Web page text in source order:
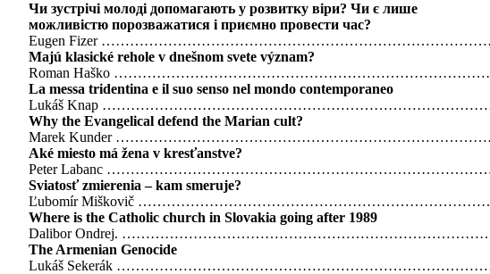
Чи зустрічі молоді допомагають у розвитку віри? Чи є лише
можливістю порозважатися і приємно провести час?
Eugen Fizer
Majú klasické rehole v dnešnom svete význam?
Roman Haško
La messa tridentina e il suo senso nel mondo contemporaneo
Lukáš Knap
Why the Evangelical defend the Marian cult?
Marek Kunder
Aké miesto má žena v kresťanstve?
Peter Labanc
Sviatosť zmierenia – kam smeruje?
Ľubomír Miškovič
Where is the Catholic church in Slovakia going after 1989
Dalibor Ondrej.
The Armenian Genocide
Lukáš Sekerák